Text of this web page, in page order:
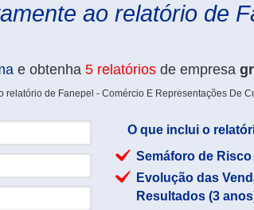
ao relatório de
e obtenha 5 relatórios de empresa
relatório de Fanepel - Comércio E Representações De
O que inclui o
Semáforo de Risco
Evolução das
Resultados (3